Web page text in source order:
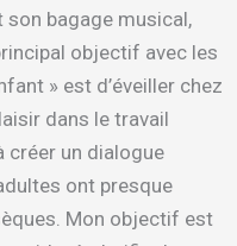
son bagage musical,
objectif avec les
» est d’éveiller chez
dans le travail
créer un dialogue
ont presque
Mon objectif est